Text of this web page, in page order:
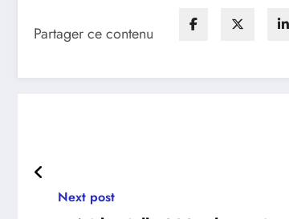
Partager ce contenu
Next post